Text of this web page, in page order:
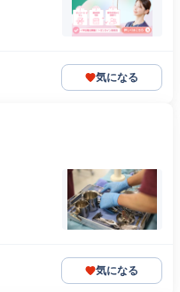
気になる
気になる